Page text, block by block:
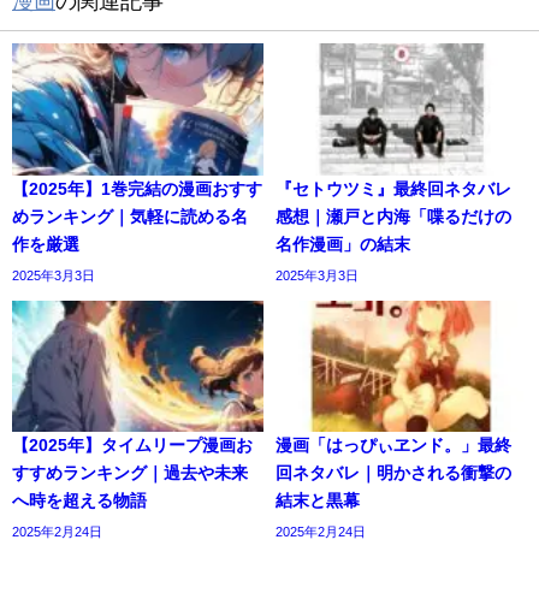
【2025年】1巻完結の漫画おすす
めランキング｜気軽に読める名
作を厳選
2025年3月3日
『セトウツミ』最終回ネタバレ
感想｜瀬戸と内海「喋るだけの
名作漫画」の結末
2025年3月3日
【2025年】タイムリープ漫画お
すすめランキング｜過去や未来
へ時を超える物語
2025年2月24日
漫画「はっぴぃヱンド。」最終
回ネタバレ｜明かされる衝撃の
結末と黒幕
2025年2月24日